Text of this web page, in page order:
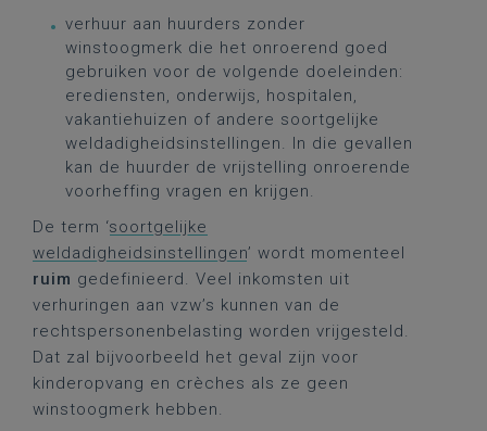
verhuur aan huurders zonder
winstoogmerk die het onroerend goed
gebruiken voor de volgende doeleinden:
erediensten, onderwijs, hospitalen,
vakantiehuizen of andere soortgelijke
weldadigheidsinstellingen. In die gevallen
kan de huurder de vrijstelling onroerende
voorheffing vragen en krijgen.
De term ‘soortgelijke
weldadigheidsinstellingen’ wordt momenteel
ruim gedefinieerd. Veel inkomsten uit
verhuringen aan vzw’s kunnen van de
rechtspersonenbelasting worden vrijgesteld.
Dat zal bijvoorbeeld het geval zijn voor
kinderopvang en crèches als ze geen
winstoogmerk hebben.